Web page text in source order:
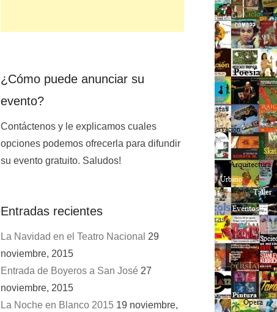
¿Cómo puede anunciar su
evento?
Contáctenos y le explicamos cuales
opciones podemos ofrecerla para difundir
su evento gratuito. Saludos!
Entradas recientes
La Navidad en el Teatro Nacional 29
noviembre, 2015
Entrada de Boyeros a San José 27
noviembre, 2015
La Noche en Blanco 2015 19 noviembre,